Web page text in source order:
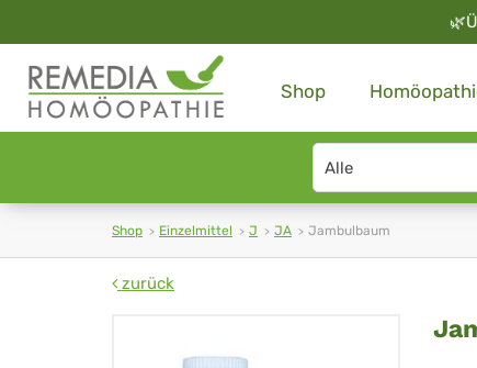
🌿
Shop
Search
type
Shop Einzelmittel J JA Jambulbaum
zurück